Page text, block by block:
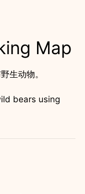
Map
生动物。
bears using